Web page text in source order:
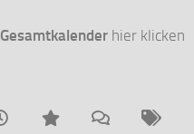
Gesamtkalender hier klicken